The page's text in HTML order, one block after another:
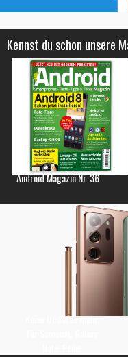
Kennst du schon unsere
Android Magazin Nr. 36
Keine Updates mehr